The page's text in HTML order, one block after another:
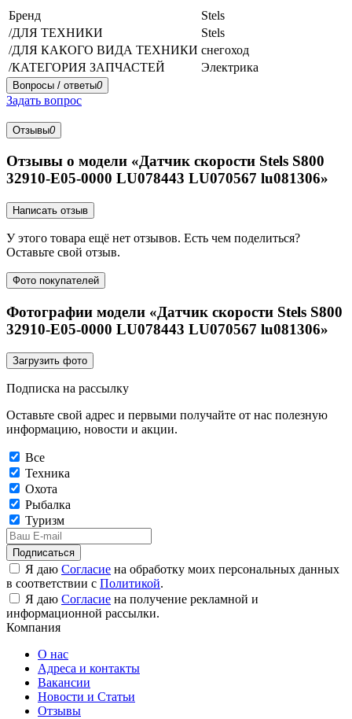
Бренд
Stels
/ДЛЯ ТЕХНИКИ
Stels
/ДЛЯ КАКОГО ВИДА ТЕХНИКИ снегоход
/КАТЕГОРИЯ ЗАПЧАСТЕЙ
Электрика
Вопросы / ответы0
Задать вопрос
Отзывы0
Отзывы о модели «Датчик скорости Stels S800
32910-E05-0000 LU078443 LU070567 lu081306»
Написать отзыв
У этого товара ещё нет отзывов. Есть чем поделиться?
Оставьте свой отзыв.
Фото покупателей
Фотографии модели «Датчик скорости Stels S800
32910-E05-0000 LU078443 LU070567 lu081306»
Загрузить фото
Подписка на рассылку
Оставьте свой адрес и первыми получайте от нас полезную
информацию, новости и акции.
Все
Техника
Охота
Рыбалка
Туризм
Подписаться
Я даю Согласие на обработку моих персональных данных
в соответствии с Политикой.
Я даю Согласие на получение рекламной и
информационной рассылки.
Компания
О нас
Адреса и контакты
Вакансии
Новости и Статьи
Отзывы